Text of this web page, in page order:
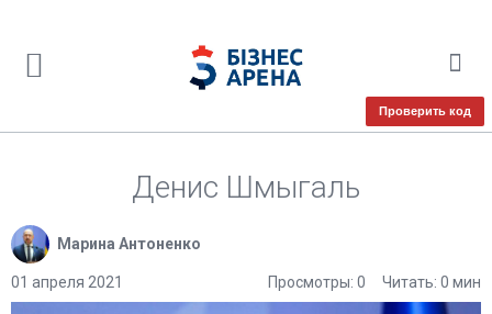
Проверить код
Денис Шмыгаль
Марина Антоненко
01 апреля 2021 Читать: 0 мин
Просмотры: 0